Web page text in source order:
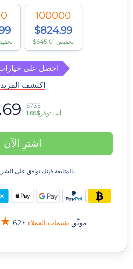
$300.01
100000
$824.99
$645.01 تخفيض
احصل على
اكتشف المزيد
$7.35
أنت توفر$1.66
اشترِ الآن
بالمتابعة فإنك توافق على
62+ موثَّقتقييمات العملاء